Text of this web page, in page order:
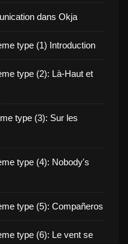
dans Okja
type (1) Introduction
type (2): Là-Haut et
type (3): Sur les
type (4): Nobody's
type (5): Compañeros
type (6): Le vent se